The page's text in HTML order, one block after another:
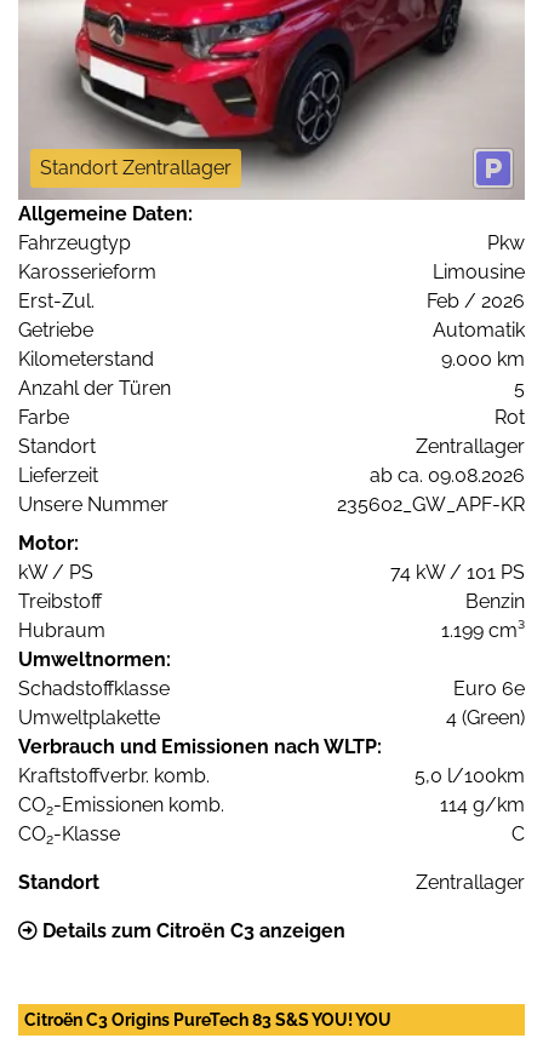
Standort Zentrallager
Allgemeine Daten:
Fahrzeugtyp
Pkw
Karosserieform
Limousine
Erst-Zul.
Feb / 2026
Getriebe
Automatik
Kilometerstand
9.000 km
Anzahl der Türen
5
Farbe
Rot
Standort
Zentrallager
Lieferzeit
ab ca. 09.08.2026
Unsere Nummer
235602_GW_APF-KR
Motor:
kW / PS
74 kW / 101 PS
Treibstoff
Benzin
Hubraum
1.199 cm³
Umweltnormen:
Schadstoffklasse
Euro 6e
Umweltplakette
4 (Green)
Verbrauch und Emissionen nach WLTP:
Kraftstoffverbr. komb.
5,0 l/100km
CO2-Emissionen komb.
114 g/km
CO2-Klasse C
Standort Zentrallager
Details zum Citroën C3 anzeigen
Citroën C3 Origins PureTech 83 S&S YOU! YOU